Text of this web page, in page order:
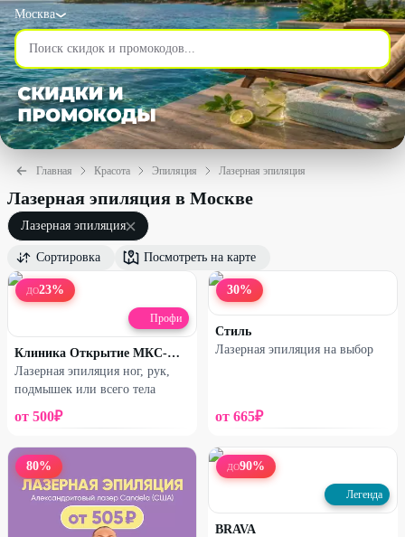
Москва
Главная Красота Эпиляция Лазерная эпиляция
Лазерная эпиляция в Москве
Лазерная эпиляция
Сортировка Посмотреть на карте
ДО23%
Профи
Клиника Открытие МКС-МЕД
Лазерная эпиляция ног, рук,
подмышек или всего тела
от 500₽
30%
Стиль
Лазерная эпиляция на выбор
от 665₽
80% ДО90%
Легенда
BRAVA